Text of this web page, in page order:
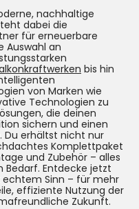
nachhaltige
dabei die
für erneuerbare
Auswahl an
bis hin
von Marken wie
Technologien zu
die deinen
sichern und einen
Du erhältst nicht nur
Komplettpaket
und Zubehör – alles
Bedarf. Entdecke jetzt
Sinn – für mehr
effiziente Nutzung der
Zukunft.